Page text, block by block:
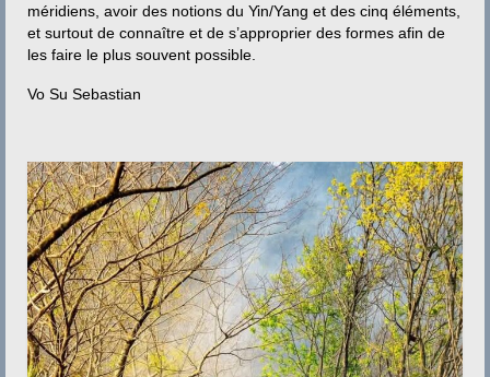
méridiens, avoir des notions du Yin/Yang et des cinq éléments,
et surtout de connaître et de s’approprier des formes afin de
les faire le plus souvent possible.
Vo Su Sebastian